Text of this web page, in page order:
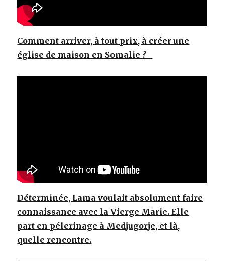
Comment arriver, à tout prix, à créer une
église de maison en Somalie ?
Déterminée, Lama voulait absolument faire
connaissance avec la Vierge Marie. Elle
part en pélerinage à Medjugorje, et là,
quelle rencontre.